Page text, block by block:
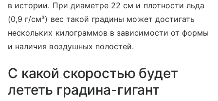
в истории. При диаметре 22 см и плотности льда
(0,9 г/см³) вес такой градины может достигать
нескольких килограммов в зависимости от формы
и наличия воздушных полостей.
С какой скоростью будет
лететь градина-гигант